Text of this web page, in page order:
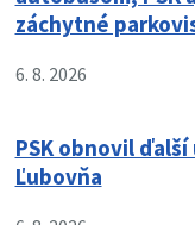
záchytné
6. 8. 2026
PSK obnovil
Ľubovňa